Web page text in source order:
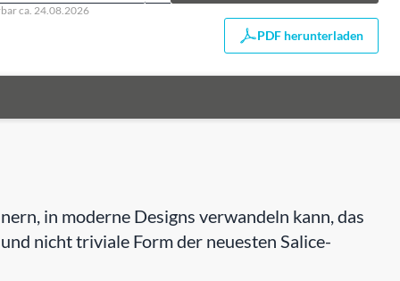
ca. 24.08.2026
PDF herunterladen
in moderne Designs verwandeln kann, das
nicht triviale Form der neuesten Salice-